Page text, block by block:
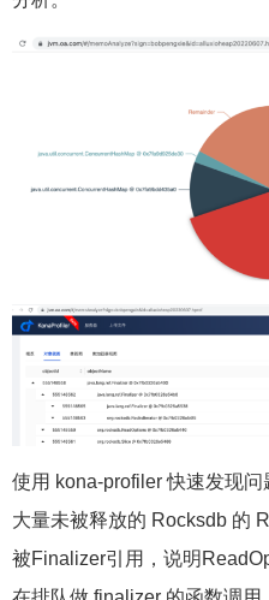
使用 kona-profiler 快速发现
大量未被释放的 Rocksdb 的
被Finalizer引用，说明
在排队做 finalizer 的函数调用